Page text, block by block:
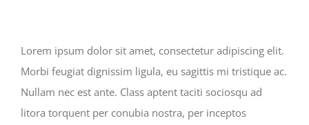
Lorem ipsum dolor sit amet, consectetur adipiscing elit.
Morbi feugiat dignissim ligula, eu sagittis mi tristique ac.
Nullam nec est ante. Class aptent taciti sociosqu ad
litora torquent per conubia nostra, per inceptos